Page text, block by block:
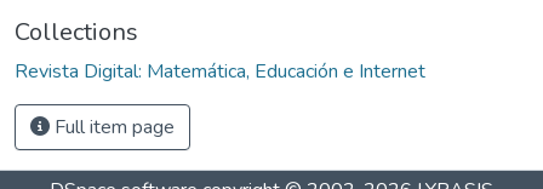
Collections
Revista Digital: Matemática, Educación e Internet
Full item page